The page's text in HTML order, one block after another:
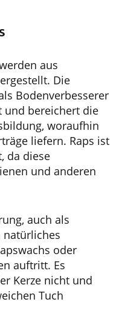
aus
Die
Bodenverbesserer
und bereichert die
woraufhin
liefern. Raps ist
da diese
und anderen
auch als
natürliches
oder
auftritt. Es
Kerze nicht und
Tuch